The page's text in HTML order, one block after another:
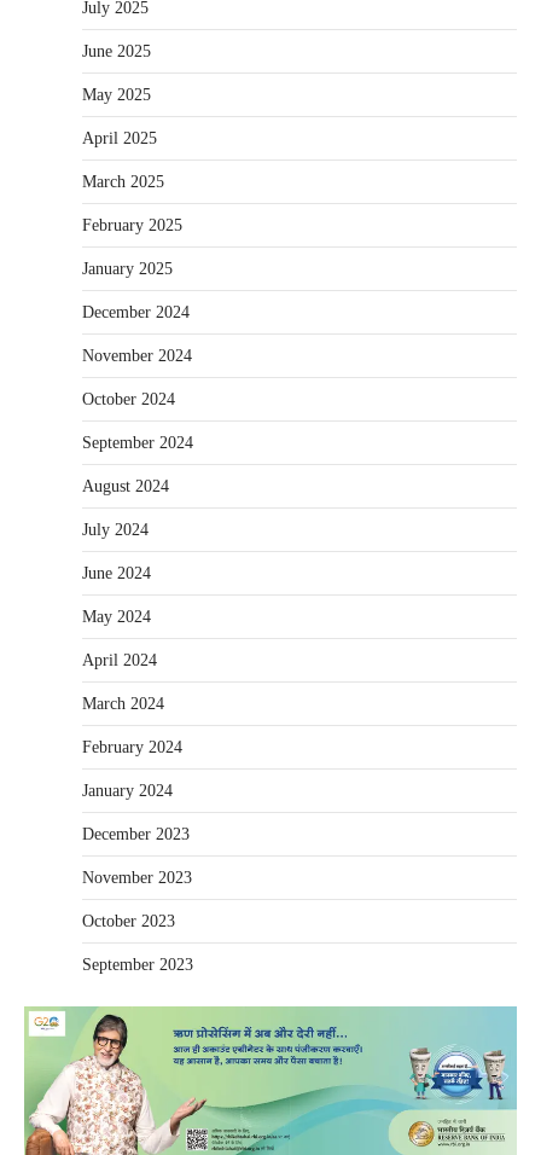
July 2025
June 2025
May 2025
April 2025
March 2025
February 2025
January 2025
December 2024
November 2024
October 2024
September 2024
August 2024
July 2024
June 2024
May 2024
April 2024
March 2024
February 2024
January 2024
December 2023
November 2023
October 2023
September 2023